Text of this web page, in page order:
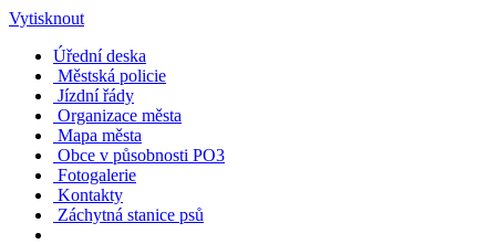
Vytisknout
Úřední deska
Městská policie
Jízdní řády
Organizace města
Mapa města
Obce v působnosti PO3
Fotogalerie
Kontakty
Záchytná stanice psů